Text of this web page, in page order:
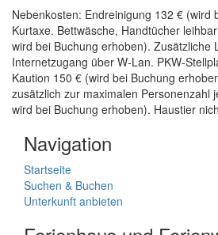
Nebenkosten: Endreinigung 132 € (wird
Kurtaxe. Bettwäsche, Handtücher
wird bei Buchung erhoben). Zusätzliche
Internetzugang über W-Lan. PKW-
Kaution 150 € (wird bei Buchung
zusätzlich zur maximalen Personenzahl
wird bei Buchung erhoben). Haustier
Navigation
Startseite
Suchen & Buchen
Unterkunft anbieten